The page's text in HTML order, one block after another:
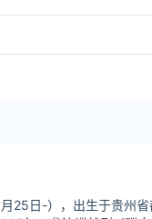
25日-），出生于贵州